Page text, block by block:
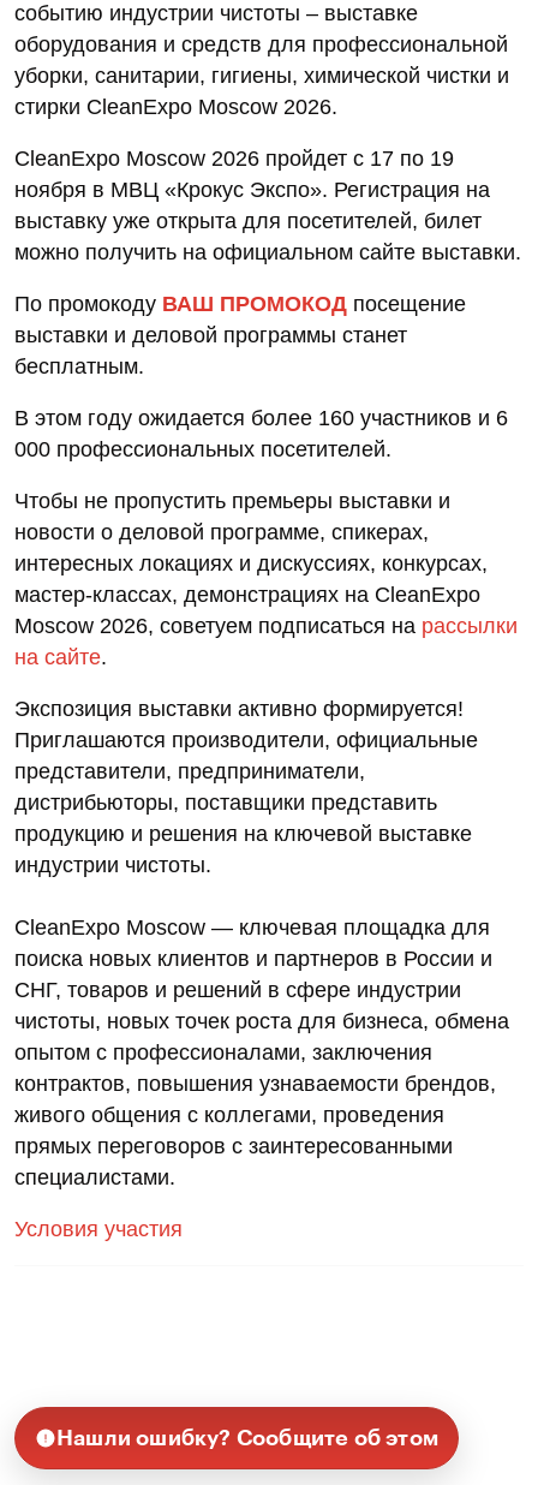
событию индустрии чистоты – выставке
оборудования и средств для профессиональной
уборки, санитарии, гигиены, химической чистки и
стирки CleanExpo Moscow 2026.
CleanExpo Moscow 2026 пройдет с 17 по 19
ноября в МВЦ «Крокус Экспо». Регистрация на
выставку уже открыта для посетителей, билет
можно получить на официальном сайте выставки.
По промокоду ВАШ ПРОМОКОД посещение
выставки и деловой программы станет
бесплатным.
В этом году ожидается более 160 участников и 6
000 профессиональных посетителей.
Чтобы не пропустить премьеры выставки и
новости о деловой программе, спикерах,
интересных локациях и дискуссиях, конкурсах,
мастер-классах, демонстрациях на CleanExpo
Moscow 2026, советуем подписаться на рассылки
на сайте.
Экспозиция выставки активно формируется!
Приглашаются производители, официальные
представители, предприниматели,
дистрибьюторы, поставщики представить
продукцию и решения на ключевой выставке
индустрии чистоты.
CleanExpo Moscow — ключевая площадка для
поиска новых клиентов и партнеров в России и
СНГ, товаров и решений в сфере индустрии
чистоты, новых точек роста для бизнеса, обмена
опытом с профессионалами, заключения
контрактов, повышения узнаваемости брендов,
живого общения с коллегами, проведения
прямых переговоров с заинтересованными
специалистами.
Условия участия
Нашли ошибку? Сообщите об этом